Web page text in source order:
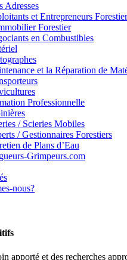
Adresses
et Entrepreneurs
Forestier
en Combustibles
et la Réparation de
Professionnelle
/ Scieries Mobiles
/ Gestionnaires Forestiers
de Plans d’Eau
Grimpeurs.com
nous?
apporté et des recherches